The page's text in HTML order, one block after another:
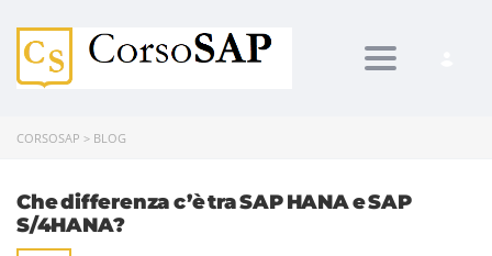
Toggle
CORSOSAP > BLOG
Che differenza c’è tra SAP HANA e SAP
S/4HANA?